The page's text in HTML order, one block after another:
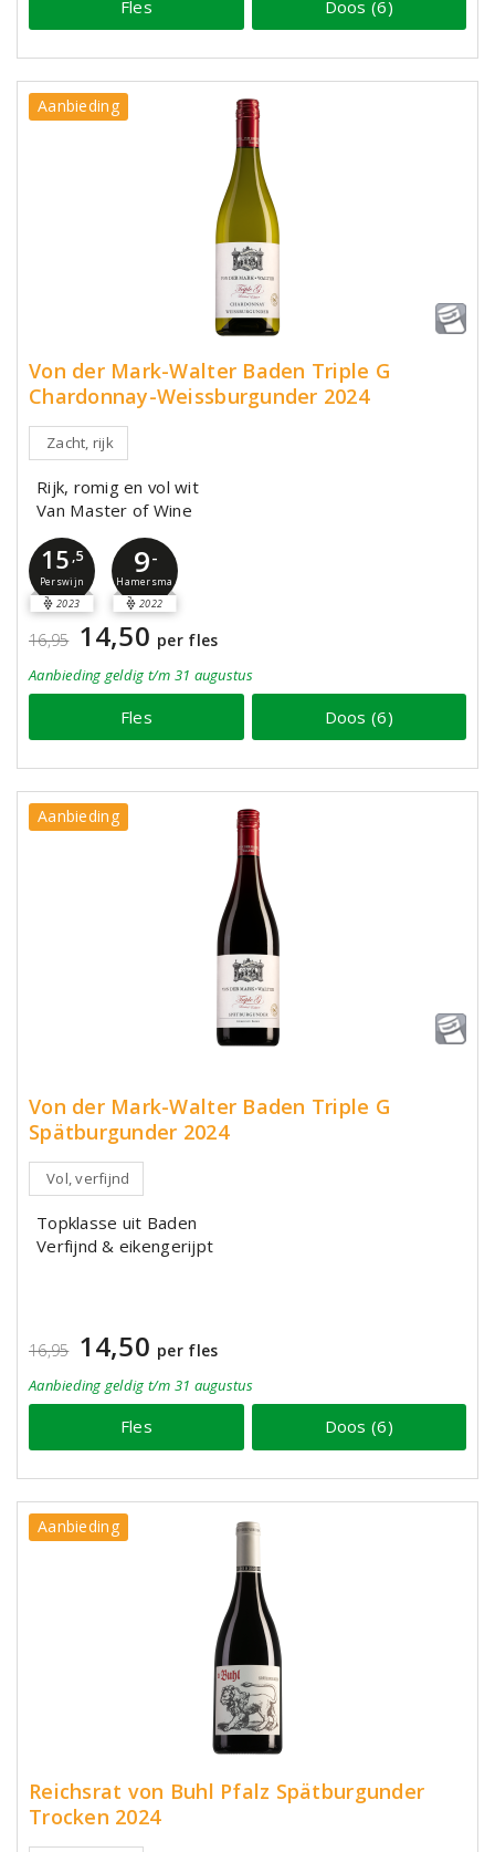
Fles Doos (6)
Aanbieding
Von der Mark-Walter Baden Triple G
Chardonnay-Weissburgunder 2024
Zacht, rijk
Rijk, romig en vol wit
Van Master of Wine
15 ,5
Perswijn
2023
9-
Hamersma
2022
16,95 14,50 per fles
Aanbieding geldig t/m 31 augustus
Fles Doos (6)
Aanbieding
Von der Mark-Walter Baden Triple G
Spätburgunder 2024
Vol, verfijnd
Topklasse uit Baden
Verfijnd & eikengerijpt
16,95 14,50 per fles
Aanbieding geldig t/m 31 augustus
Fles Doos (6)
Aanbieding
Reichsrat von Buhl Pfalz Spätburgunder
Trocken 2024